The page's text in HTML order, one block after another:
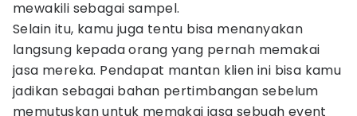
mewakili sebagai sampel.
Selain itu, kamu juga tentu bisa menanyakan
langsung kepada orang yang pernah memakai
jasa mereka. Pendapat mantan klien ini bisa kamu
jadikan sebagai bahan pertimbangan sebelum
memutuskan untuk memakai jasa sebuah event